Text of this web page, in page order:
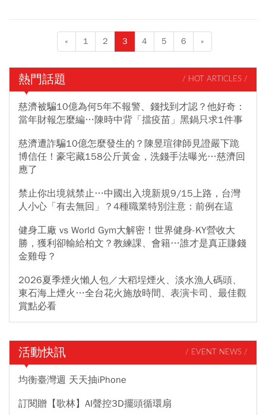
光！7月外銷訂單增幅恐收斂２、重啟核三公投本周登場，非核家園
添變數？３、232條款有變數？川普預告：半導體稅率2周出爐，稅
« 1 2 3 4 5 6 »
熱門話題 / HOT ARTICLES /
慈濟被騙10億為何5年不報警、錢找到才認？他好奇：
當年財報怎麼編…陳時中背「擋疫苗」黑鍋只求1件事
慈濟遭詐騙10億怎麼發生的？陳昱瑄律師見證嚴下跪
博信任！豪宅藏158公斤黃金，洗錢手法曝光…慈濟回
應了
禁止你出境就禁止…中國出入境新規9/15上路，台灣
人小心「有去無回」？4種職業特別注意：前例在這
健身工廠 vs World Gym大解密！世界健身-KY營收大
勝，獲利卻輸給柏文？教練課、會籍…誰才是真正賺錢
金雞母？
2026夏季煙火懶人包／大稻埕煙火、淡水漁人碼頭、
東石海上煙火…全台花火施放時間、表演卡司、最佳觀
賞點必看
活動快訊 / EVENT NEWS /
均衡臺灣週 天天抽iPhone
訂閱贈【歌林】AI聲控3D擺頭循環扇